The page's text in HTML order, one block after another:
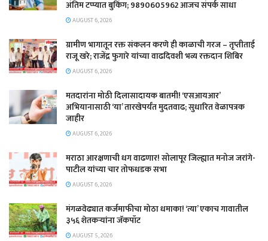
अंतिम टप्प्यात बुकिंग; 9890605962 आजच संपर्क साधा
AUGUST 6, 2026
ग्रामीण भागातून रक्त संकलन करणे ही काळाची गरज – तृप्तीताई
राजू खरे; राजेंद्र फुगारे यांच्या वाढदिवशी भव्य रक्तदान शिबिर
AUGUST 6, 2026
मतदारांना मोठी दिलासादायक बातमी! ‘एसआयआर’
अभियानासाठी ‘या’ तारखेपर्यंत मुदतवाढ; सुधारित वेळापत्रक
जाहीर
AUGUST 6, 2026
मराठा आरक्षणाची धग वाढणार! सोलापूर जिल्ह्यात मनोज जरांगे-
पाटील यांच्या चार तोफधडक सभा
AUGUST 6, 2026
मंगळवेढ्यात कर्जमाफीचा मोठा धमाका! ‘त्या’ एकाच गावातील
३५६ शेतकऱ्यांना जॅकपॉट
AUGUST 5, 2026